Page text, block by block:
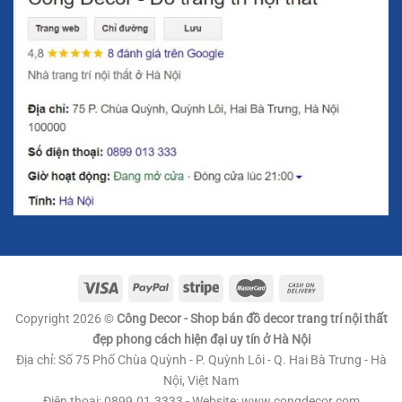
thẩm mỹ cao mà còn rất bền bỉ với thời gian. Chất liệu hợp
kim mạ sáng bóng giúp mô hình chim giữ được vẻ đẹp
như mới qua nhiều năm sử dụng. Pha lê trong suốt và lấp
lánh tạo ra sự phản chiếu ánh sáng, khiến không gian của
Copyright 2026 © Công Decor - Shop bán đồ decor trang trí nội thất
đẹp phong cách hiện đại uy tín ở Hà Nội
Địa chỉ: Số 75 Phố Chùa Quỳnh - P. Quỳnh Lôi - Q. Hai Bà Trưng - Hà
Nội, Việt Nam